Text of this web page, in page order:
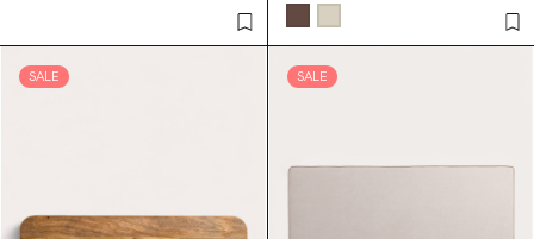
SALE SALE